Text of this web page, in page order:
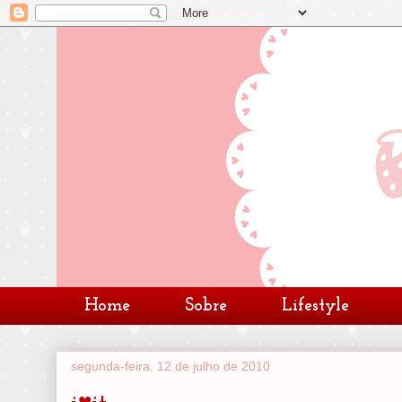
Home Sobre Lifestyle
segunda-feira, 12 de julho de 2010